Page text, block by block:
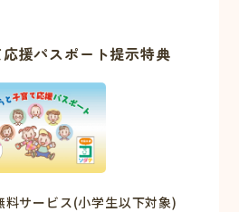
援パスポート提示特典
料サービス(小学生以下対象)